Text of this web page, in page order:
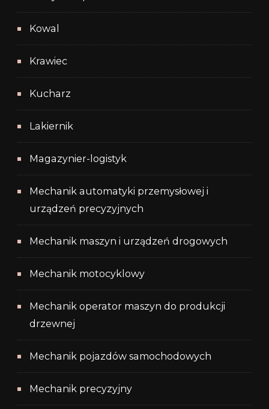
Kowal
Krawiec
Kucharz
Lakiernik
Magazynier-logistyk
Mechanik automatyki przemysłowej i
urządzeń precyzyjnych
Mechanik maszyn i urządzeń drogowych
Mechanik motocyklowy
Mechanik operator maszyn do produkcji
drzewnej
Mechanik pojazdów samochodowych
Mechanik precyzyjny